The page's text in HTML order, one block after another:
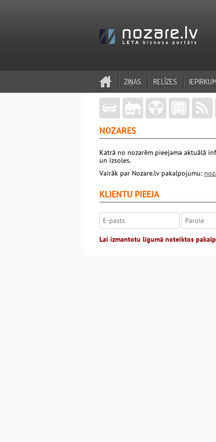
ZIŅAS RELĪZES
NOZARES
Katrā no nozarēm pieejama aktuālā
un izsoles.
Vairāk par Nozare.lv pakalpojumu:
KLIENTU PIEEJA
Lai izmantotu līgumā noteiktos